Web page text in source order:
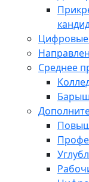
Среднее